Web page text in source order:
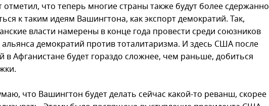
отметил, что теперь многие страны также будут более сдержанно
к таким идеям Вашингтона, как экспорт демократий. Так,
власти намерены в конце года провести среди союзников
демократий против тоталитаризма. И здесь США после
в Афганистане будет гораздо сложнее, чем раньше, добиться
что Вашингтон будет делать сейчас какой-то реванш, скорее